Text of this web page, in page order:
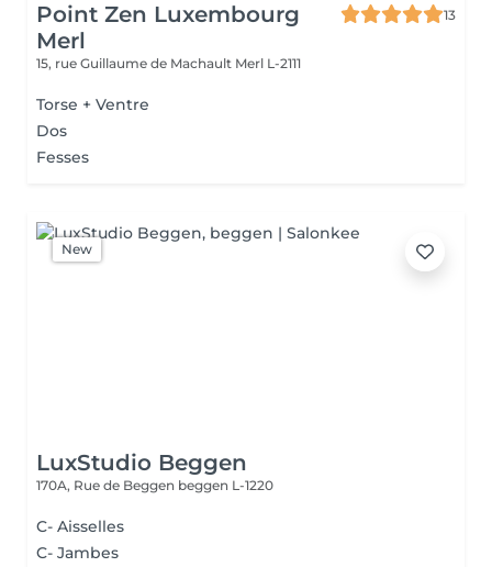
Point Zen Luxembourg
Merl
13
15, rue Guillaume de Machault Merl L-2111
Torse + Ventre
Dos
Fesses
New
LuxStudio Beggen
170A, Rue de Beggen beggen L-1220
C- Aisselles
C- Jambes